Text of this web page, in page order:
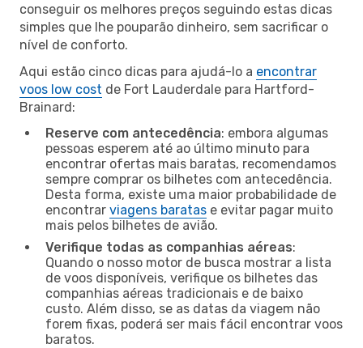
conseguir os melhores preços seguindo estas dicas
simples que lhe pouparão dinheiro, sem sacrificar o
nível de conforto.
Aqui estão cinco dicas para ajudá-lo a encontrar
voos low cost de Fort Lauderdale para Hartford-
Brainard:
Reserve com antecedência: embora algumas
pessoas esperem até ao último minuto para
encontrar ofertas mais baratas, recomendamos
sempre comprar os bilhetes com antecedência.
Desta forma, existe uma maior probabilidade de
encontrar viagens baratas e evitar pagar muito
mais pelos bilhetes de avião.
Verifique todas as companhias aéreas:
Quando o nosso motor de busca mostrar a lista
de voos disponíveis, verifique os bilhetes das
companhias aéreas tradicionais e de baixo
custo. Além disso, se as datas da viagem não
forem fixas, poderá ser mais fácil encontrar voos
baratos.